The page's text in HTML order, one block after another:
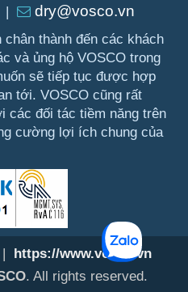
dry@vosco.vn
thành đến các khách
và ủng hộ VOSCO trong
sẽ tiếp tục được hợp
tới. VOSCO cũng rất
các đối tác tiềm năng trên
cường lợi ích chung của
https://www.vosco.vn
. All rights reserved.